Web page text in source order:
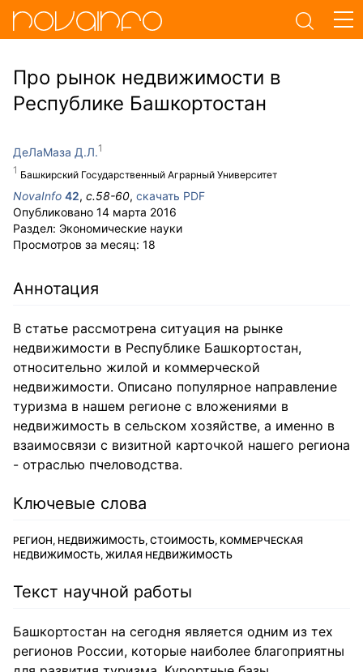
Про рынок недвижимости в
Республике Башкортостан
ДеЛаМаза Д.Л.
Башкирский Государственный Аграрный Университет
NovaInfo 42, с.58-60, скачать PDF
Опубликовано 14 марта 2016
Раздел: Экономические науки
Просмотров за месяц: 18
Аннотация
В статье рассмотрена ситуация на рынке
недвижимости в Республике Башкортостан,
относительно жилой и коммерческой
недвижимости. Описано популярное направление
туризма в нашем регионе с вложениями в
недвижимость в сельском хозяйстве, а именно в
взаимосвязи с визитной карточкой нашего региона
- отраслью пчеловодства.
Ключевые слова
РЕГИОН, НЕДВИЖИМОСТЬ, СТОИМОСТЬ, КОММЕРЧЕСКАЯ
НЕДВИЖИМОСТЬ, ЖИЛАЯ НЕДВИЖИМОСТЬ
Текст научной работы
Башкортостан на сегодня является одним из тех
регионов России, которые наиболее благоприятны